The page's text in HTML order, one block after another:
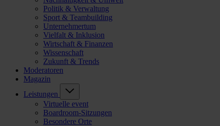
Politik & Verwaltung
Sport & Teambuilding
Unternehmertum
Vielfalt & Inklusion
Wirtschaft & Finanzen
Wissenschaft
Zukunft & Trends
Moderatoren
Magazin
Leistungen
Virtuelle event
Boardroom-Sitzungen
Besondere Orte